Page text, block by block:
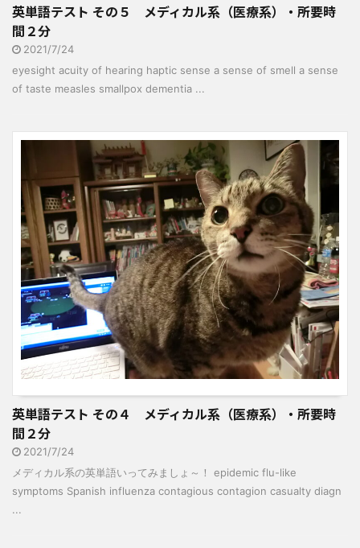
英単語テスト その５ メディカル系（医療系）・所要時
間２分
2021/7/24
eyesight acuity of hearing haptic sense a sense of smell a sense
of taste measles smallpox dementia ...
英単語テスト その４ メディカル系（医療系）・所要時
間２分
2021/7/24
メディカル系の英単語いってみましょ～！ epidemic flu-like
symptoms Spanish influenza contagious contagion casualty diagn
...